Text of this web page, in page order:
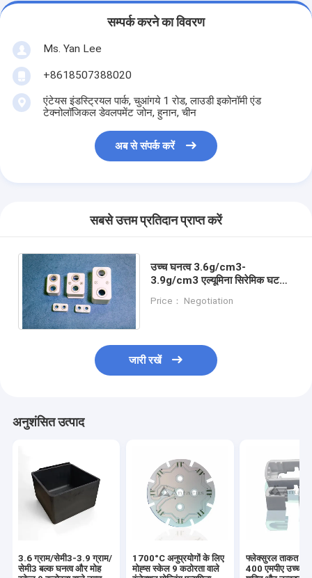
सम्पर्क करने का विवरण
Ms. Yan Lee
+8618507388020
एंटेयस इंडस्ट्रियल पार्क, चुआंगये 1 रोड, लाउडी इकोनॉमी एंड
टेक्नोलॉजिकल डेवलपमेंट जोन, हुनान, चीन
अब से संपर्क करें
सबसे उत्तम प्रतिदान प्राप्त करें
उच्च घनत्व 3.6g/cm3-
3.9g/cm3 एल्यूमिना सिरेमिक घटक
1700°C अनुप्रयोगों के लिए
Price： Negotiation
जारी रखें
अनुशंसित उत्पाद
3.6 ग्राम/सेमी3-3.9 ग्राम/
सेमी3 बल्क घनत्व और मोह
1700°C अनुप्रयोगों के लिए
मोह्स स्केल 9 कठोरता वाले
फ्लेक्सुरल ताकत
400 एमपीए उच्च